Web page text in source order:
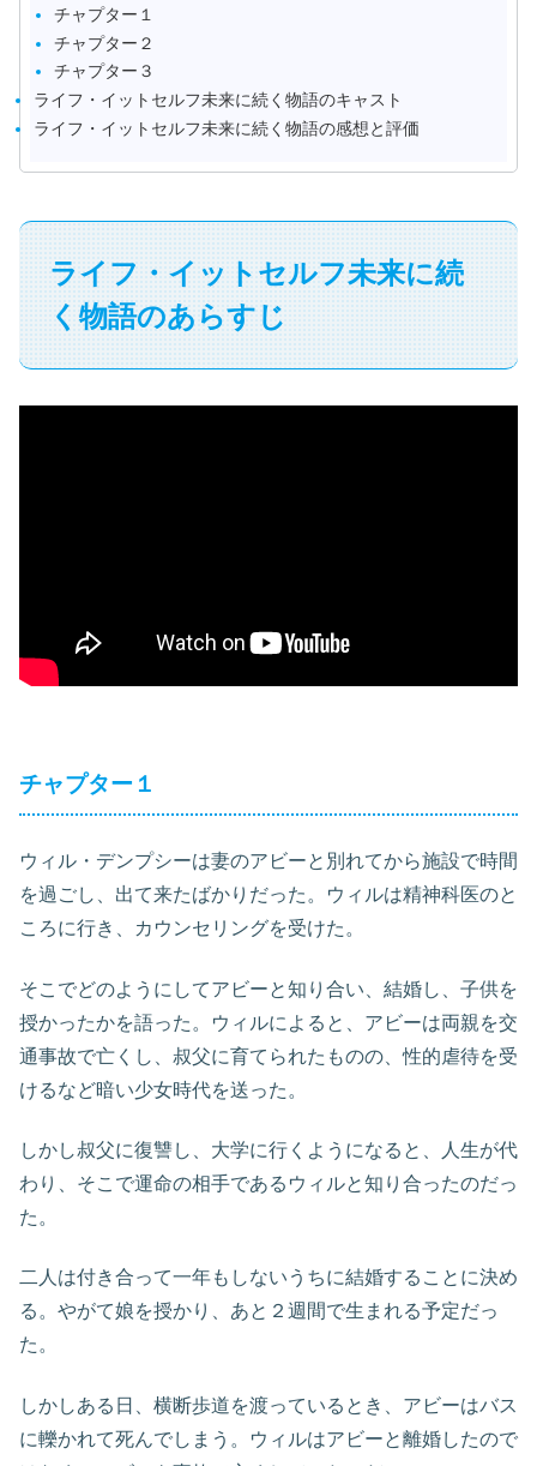
チャプター１
チャプター２
チャプター３
ライフ・イットセルフ未来に続く物語のキャスト
ライフ・イットセルフ未来に続く物語の感想と評価
ライフ・イットセルフ未来に続
く物語のあらすじ
チャプター１
ウィル・デンプシーは妻のアビーと別れてから施設で時間
を過ごし、出て来たばかりだった。ウィルは精神科医のと
ころに行き、カウンセリングを受けた。
そこでどのようにしてアビーと知り合い、結婚し、子供を
授かったかを語った。ウィルによると、アビーは両親を交
通事故で亡くし、叔父に育てられたものの、性的虐待を受
けるなど暗い少女時代を送った。
しかし叔父に復讐し、大学に行くようになると、人生が代
わり、そこで運命の相手であるウィルと知り合ったのだっ
た。
二人は付き合って一年もしないうちに結婚することに決め
る。やがて娘を授かり、あと２週間で生まれる予定だっ
た。
しかしある日、横断歩道を渡っているとき、アビーはバス
に轢かれて死んでしまう。ウィルはアビーと離婚したので